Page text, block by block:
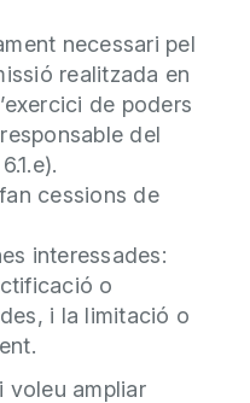
necessari pel
realitzada en
de poders
del
cessions de
interessades:
o
i la limitació o
voleu ampliar